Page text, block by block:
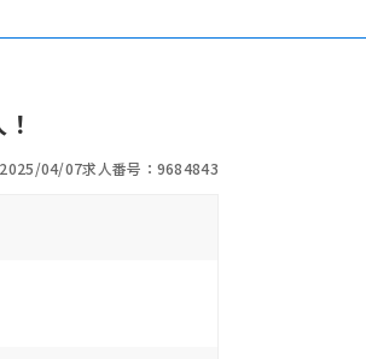
04/07求人番号：9684843